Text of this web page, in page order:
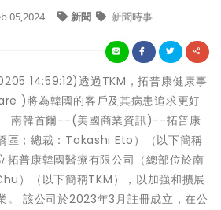
05,2024 新聞 新聞時事
14:59:12)透過TKM，拓普康健康事
)將為韓國的客戶及其病患追求更好
南韓首爾--(美國商業資訊)--拓普康
區；總裁：Takashi Eto）（以下簡稱
拓普康韓國醫療有限公司（總部位於南
）（以下簡稱TKM），以加強和擴展
。 該公司於2023年3月註冊成立，在公